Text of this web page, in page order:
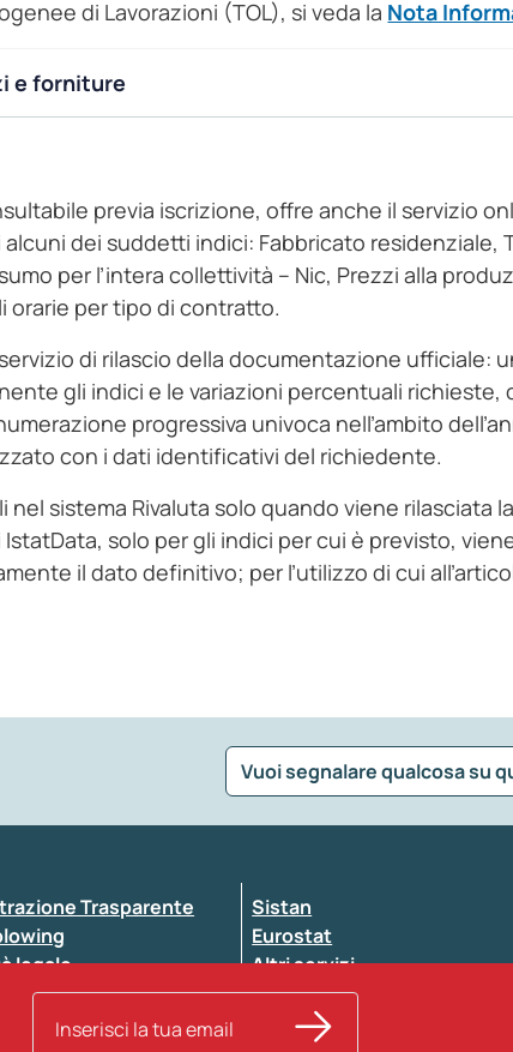
di Lavorazioni (TOL), si veda la Nota
e forniture
previa iscrizione, offre anche il servizio
dei suddetti indici: Fabbricato residenziale,
per l’intera collettività – Nic, Prezzi alla
orarie per tipo di contratto.
di rilascio della documentazione ufficiale:
gli indici e le variazioni percentuali richieste,
progressiva univoca nell’ambito
con i dati identificativi del richiedente.
nel sistema Rivaluta solo quando viene rilasciata
solo per gli indici per cui è previsto,
il dato definitivo; per l’utilizzo di cui
Vuoi segnalare qualcosa su
della segnalazione
Trasparente
legale
Sistan
Eurostat
Altri servizi